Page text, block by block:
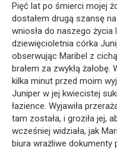
Pięć lat po śmierci mojej
dostałem drugą szansę
wniosła do naszego życia
dziewięcioletnia córka
obserwując Maribel z
brałem za zwykłą
kilka minut przed moim
Juniper w jej kwiecistej
łazience. Wyjawiła
tam została, i groziła jej,
wcześniej widziała, jak
biura wrażliwe dokumenty